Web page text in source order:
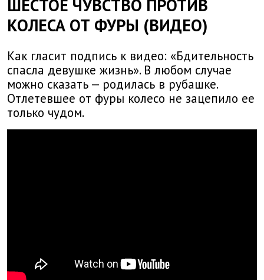
ШЕСТОЕ ЧУВСТВО ПРОТИВ
КОЛЕСА ОТ ФУРЫ (ВИДЕО)
Как гласит подпись к видео: «Бдительность
спасла девушке жизнь». В любом случае
можно сказать — родилась в рубашке.
Отлетевшее от фуры колесо не зацепило ее
только чудом.